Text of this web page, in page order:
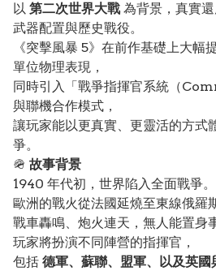
以 第二次世界大戰 為背景，真實還
武器配置與歷史戰役。
《突擊風暴 5》在前作基礎上大
單位物理表現，
同時引入「戰爭指揮官系統（
與聯機合作模式，
讓玩家能以更真實、更靈活的方式
爭。
🪖 故事背景
1940 年代初，世界陷入全面戰爭。
歐洲的戰火從法國延燒至東線俄羅
戰車轟鳴、炮火連天，無人能置身
玩家將扮演不同陣營的指揮官，
包括 德軍、蘇聯、盟軍、以及英國